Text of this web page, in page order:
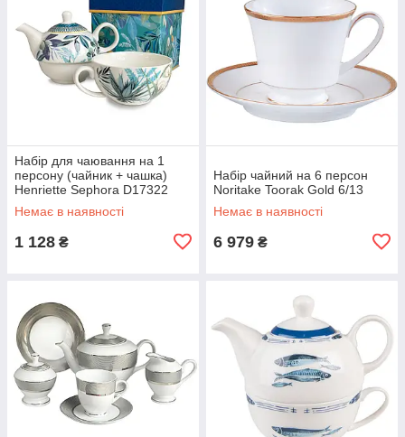
Набір для чаювання на 1
персону (чайник + чашка)
Henriette Sephora D17322
Немає в наявності
1 128 ₴
Набір чайний на 6 персон
Noritake Toorak Gold 6/13
Немає в наявності
6 979 ₴